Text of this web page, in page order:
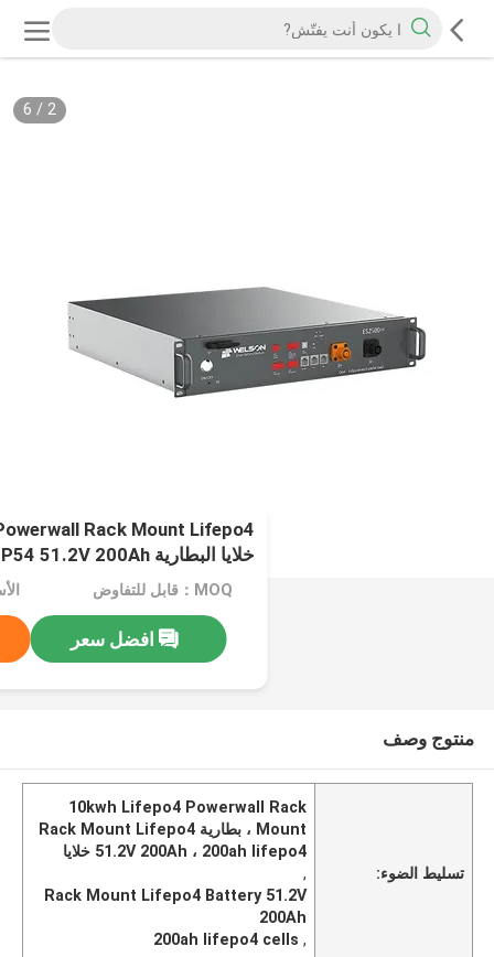
2
/
6
Rack Mount Lifepo4
خلايا البطارية IP54 51.2V 200Ah الشمسية
MOQ：قابل للتفاوض
افضل سعر
منتوج وصف
تسليط الضوء:
10kwh Lifepo4 Powerwall Rack
Mount ، بطارية Rack Mount Lifepo4
51.2V 200Ah ، 200ah lifepo4 خلايا
,
Rack Mount Lifepo4 Battery 51.2V
200Ah
,
200ah lifepo4 cells